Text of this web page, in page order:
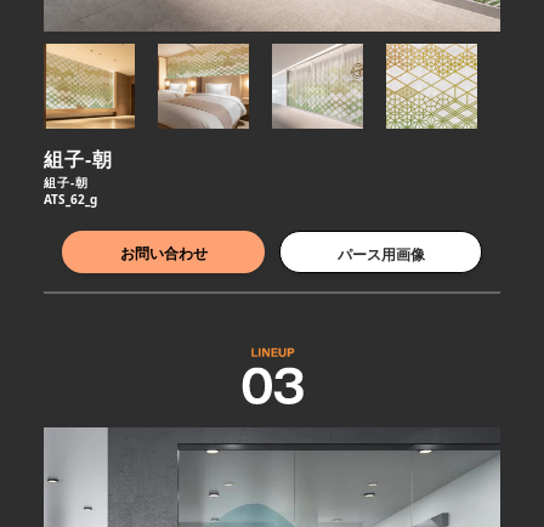
組子-朝
組子-朝
ATS_62_g
お問い合わせ パース用画像